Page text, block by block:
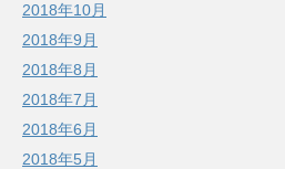
2018年10月
2018年9月
2018年8月
2018年7月
2018年6月
2018年5月